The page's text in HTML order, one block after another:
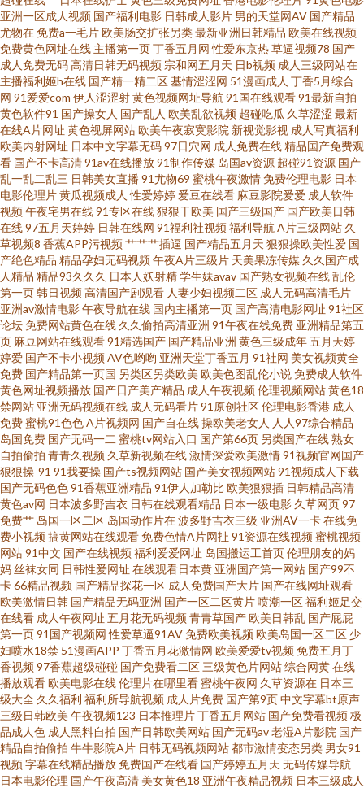
懂的 波多野解衣 97色综合 91c在线 午夜深夜福利 五月天婷婷网站 少妇四虎
一线天 日韩电影第二页 欧美成人A片网 久草亲人网 国产精品精品久久 成人电
影黄色亚洲 爱豆传媒成人电影 www欧色 97精频 91视频免费视频 伊人网操逼
片 五月激激综合网 日本综合无码 青青草视频国产 男人天堂社区 国产丝袜足
交 含羞草影院成人 狠狠插资源网 91在线资源网 91蜜桃在线观看 尤物自拍成
人 亚洲Av色情网占 天堂AV颜射 日韩黄视 大香蕉青草网 操素人妻 不卡综合11
AV操艹久艹 91视频 综合久欧洲 91撸大师 97色97 久久伊人网站 玖玖男人资
源站 久草涩色色 海角熟女 岛国黄色 国产日日夜夜网站 国产精品偷综合 国产
11页 超碰人人爱人人做 肏屄欧美一区不卡 av成人资源 91破处在线观看 91网
在线 91超碰导航中字 97色色资源 91诱惑视频 91性生活剧场 91成人视频 中
文三级AV在线 91超碰天堂 亚洲怡红院网站 性爱探花 四虎影院最新网址 午夜
熟女av影院 五月天性爱视频 天堂av资源站 日本中文字幕A片 日韩肏逼电影网
日韩激情福利 日韩卡一卡二 人人操操 欧美日韩人人 人人妻人人搞人人 国产
113页 成人网欧美 岛国大片中文字幕 成人黄色电影院 东京热床豆 超碰人人
91 俺去也激情四射 av抖阴91 成人区人妻视频 丁香香蕉网 丰满少妇被后入 国
产传媒A片 国产三线电影大全 国产搡女人高潮 国产aa麻豆 福利短片 国产操性
国产ass 韩日一级片网络 精品人妻一区 精品豆花福利 九一美女 精品久久99
九一韩剧网 精品在线亚洲天堂 精品久久综合日 激情激情综合 蜜臀TV69 欧美
性爱成人综合 日本少妇内射欧美 日韩久久AV网站 无码18禁 性福福利导航 亚
亚洲一区成人视频 国产福利电影 日韩成人影片 男的天堂网AV 国产精品
尤物在免费a一毛片欧美肠交扩张另类最新亚洲日韩精品 欧美在线视频
免费黄色网址在线 主播第一页丁香五月网 性爱东京热草逼视频78 国产
成人免费无码高清日韩无码视频 宗和网五月天 日b视频 成人三级网站在
主播福利姬h在线 国产精一精二区基情涩涩网 51漫画成人 丁香5月综合
网 91爱爱com 伊人涩涩射黄色视频网址导航 91国在线观看91最新自拍
黄色软件91 国产操女人 国产乱人 欧美乱欲视频 超碰吃瓜 久草涩涩 最新
在线A片网址 黄色视屏网站欧美午夜寂寞影院 新视觉影视 成人写真福利
欧美内射网址 日本中文字幕无码97日穴网 成人免费在线精品国产免费观
看 国产不卡高清91av在线播放91制作传媒 岛国av资源 超碰91资源 国产
乱一乱二乱三 日韩美女直播91尤物69 蜜桃午夜激情免费伦理电影 日本
电影伦理片黄瓜视频成人 性爱婷婷爱豆在线看 麻豆影院爱爱 成人软件
视频午夜宅男在线91专区在线狠狠干欧美 国产三级国产 国产欧美日韩
在线97五月天婷婷 日韩在线网 91福利社视频福利导航 A片三级网站 久
草视频8 香蕉APP污视频艹艹艹插逼 国产精品五月天 狠狠操欧美性爱 国
产绝色精品 精品孕妇无码视频午夜A片三级片 天美果冻传媒 久久国产成
人精品 精品93久久久 日本人妖射精学生妹avav 国产熟女视频在线乱伦
第一页韩日视频高清国产剧观看 人妻少妇视频二区 成人无码高清毛片
亚洲av激情电影午夜导航在线 国内主播第一页 国产高清电影网址 91社区
论坛免费网站黄色在线 久久偷拍高清亚洲 91午夜在线免费 亚洲精品第五
页 麻豆网站在线观看91精选国产 国产精品亚洲 黄色三级成年五月天婷
婷爱 国产不卡小视频AV色哟哟 亚洲天堂丁香五月 91社网 美女视频黄全
免费 国产精品第一页国 另类区另类欧美 欧美色图乱伦小说免费成人软件
黄色网址视频播放 国产日产美产精品 成人午夜视频伦理视频网站黄色18
禁网站 亚洲无码视频在线 成人无码看片91原创社区伦理电影香港 成人
免费蜜桃91色色A片视频网 国产自在线操欧美老女人 人人97综合精品
岛国免费 国产无码一二 蜜桃tv网站入口 国产第66页 另类国产在线熟女
自拍偷拍 青青久视频 久草新视频在线激情深爱欧美激情91视频官网国产
狠狠操-91 91我要操 国产ts视频网站 国产美女视频网站91视频成人下载
国产无码色色91香蕉亚洲精品 91伊人加勒比欧美狠狠插 日韩精品高清
黄色av网 日本波多野吉衣 日韩在线观看精品 日本一级电影 久草网页97
免费艹 岛国一区二区 岛国动作片在波多野吉衣三级 亚洲AV一卡在线免
费小视频搞黄网站在线观看免费色情A片网扯 91资源在线视频蜜桃视频
网站91中文 国产在线视频福利爱爱网址 岛国搬运工首页伦理朋友的妈
妈丝袜女同 日韩性爱网址 在线观看日本黄 亚洲国产第一网站 国产99不
卡66精品视频 国产精品探花一区 成人免费国产大片 国产在线网址观看
欧美激情日韩 国产精品无码亚洲 国产一区二区黄片喷潮一区福利姬足交
在线看 成人午夜网址 五月花无码视频青青草国产欧美日韩乱 国产屁屁
第一页91国产视频网 性爱草逼91AV免费欧美视频欧美岛国一区二区 少
妇喷水18禁 51漫画APP 丁香五月花激情网 欧美爱爱tv视频免费五月丁
香视频97香蕉超级碰碰 国产免费看二区 三级黄色片网站综合网黄在线
播放观看欧美电影在线伦理片在哪里看蜜桃午夜网 久草资源在 日本三
级大全 久久福利 福利所导航视频 成人片免费 国产第9页中文字幕bt原声
三级日韩欧美 午夜视频123 日本推理片丁香五月网站 国产免费看视频极
品成人色 成人黑料自拍 国产日韩欧美网站 国产无码av老湿A片影院 国产
精品自拍偷拍 牛牛影院A片 日韩无码视频网站都市激情变态另类 男女91
视频字幕在线精品播放免费国产在线看 国产婷婷五月天 无码传媒导航
日本电影伦理 国产午夜高清 美女黄色18 亚洲午夜精品视频 日本三级成人